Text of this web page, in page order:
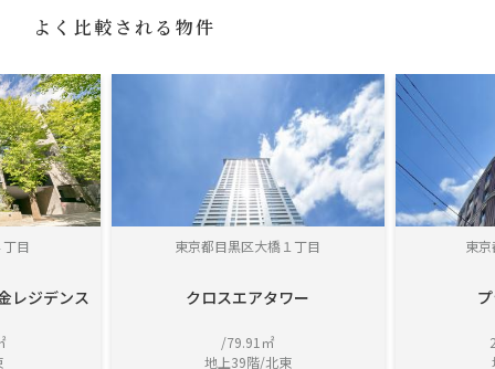
よく比較される物件
目
レジデンス
東京都目黒区大橋１丁目
クロスエアタワー
/79.91㎡
地上39階/北東
東